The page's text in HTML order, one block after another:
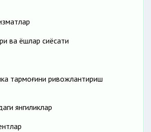
ва ёшлар сиёсати
тармоғини ривожлантириш
янгиликлар